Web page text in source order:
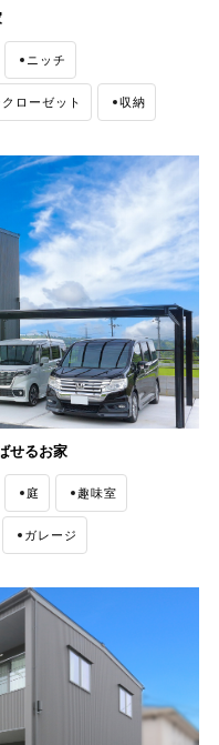
ニッチ
ローゼット 収納
せるお家
庭 趣味室
ガレージ